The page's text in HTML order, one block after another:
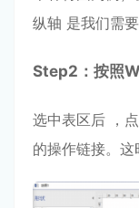
纵轴 是我们需要
Step2：按照
选中表区后 ，
的操作链接。这